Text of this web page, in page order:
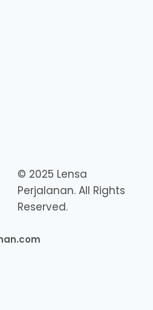
© 2025 Lensa
Perjalanan. All Rights
Reserved.